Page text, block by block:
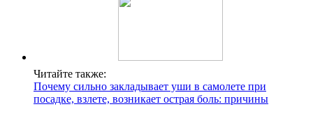
Читайте также:
Почему сильно закладывает уши в самолете при
посадке, взлете, возникает острая боль: причины